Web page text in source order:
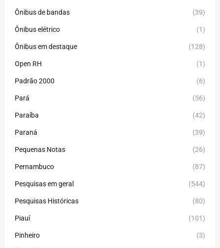
Ônibus de bandas (39)
Ônibus elétrico (1)
Ônibus em destaque (128)
Open RH (1)
Padrão 2000 (6)
Pará (56)
Paraíba (42)
Paraná (39)
Pequenas Notas (26)
Pernambuco (87)
Pesquisas em geral (544)
Pesquisas Históricas (80)
Piauí (101)
Pinheiro (3)